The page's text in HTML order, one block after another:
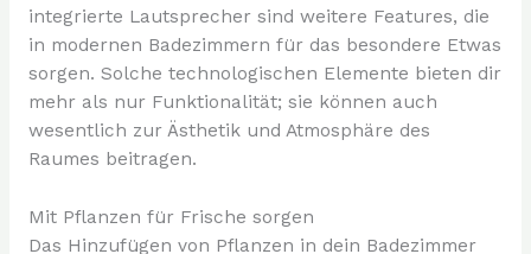
integrierte Lautsprecher sind weitere Features, die
in modernen Badezimmern für das besondere Etwas
sorgen. Solche technologischen Elemente bieten dir
mehr als nur Funktionalität; sie können auch
wesentlich zur Ästhetik und Atmosphäre des
Raumes beitragen.
Mit Pflanzen für Frische sorgen
Das Hinzufügen von Pflanzen in dein Badezimmer